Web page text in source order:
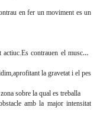
en fer un moviment es un
contrauen el musculs
la gravetat i el pes
sobre la qual es treballa
amb la major intensitat